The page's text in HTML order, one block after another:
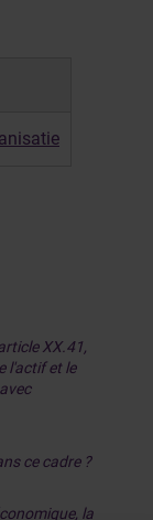
XX.41,
l'actif et le
ce cadre ?
la